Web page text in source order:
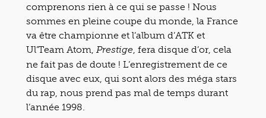
comprenons rien à ce qui se passe ! Nous
sommes en pleine coupe du monde, la France
va être championne et l’album d’ATK et
Ul’Team Atom, Prestige , fera disque d’or, cela
ne fait pas de doute ! L’enregistrement de ce
disque avec eux, qui sont alors des méga stars
du rap, nous prend pas mal de temps durant
l’année 1998.